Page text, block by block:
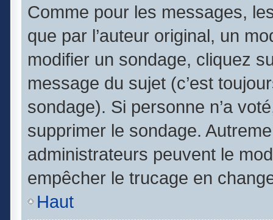
Comme pour les messages,
que par l’auteur original, un
modifier un sondage, cliquez
message du sujet (c’est
sondage). Si personne n’a
supprimer le sondage.
administrateurs peuvent le
empêcher le trucage en
Haut